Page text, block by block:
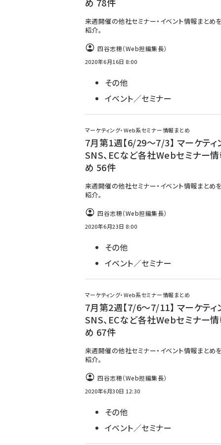
来週開催の他社セミナー・イベント情報まとめ
紹介。
四谷志穂（Web担編集長）
2020年6月16日 8:00
その他
イベント／セミナー
マーケティング・Web系セミナー情報まとめ
7月第1週【6/29～7/3】 マーケティ
SNS、ECなど各社Webセミナー
め 56件
来週開催の他社セミナー・イベント情報まとめ
紹介。
四谷志穂（Web担編集長）
2020年6月23日 8:00
その他
イベント／セミナー
マーケティング・Web系セミナー情報まとめ
7月第2週【7/6～7/11】 マーケティ
SNS、ECなど各社Webセミナー
め 67件
来週開催の他社セミナー・イベント情報まとめ
紹介。
四谷志穂（Web担編集長）
2020年6月30日 12:30
その他
イベント／セミナー